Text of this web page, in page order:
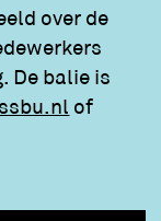
over de
De balie is
of